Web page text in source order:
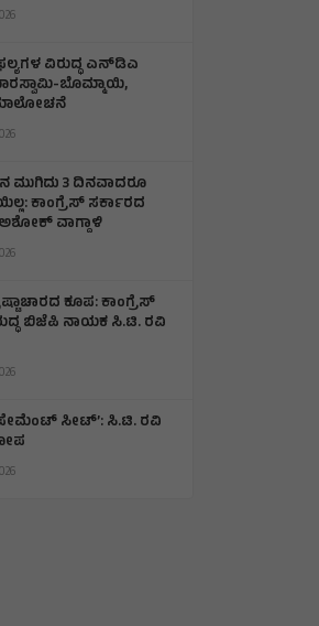
ವಿರುದ್ಧ ಎನ್‌ಡಿಎ
ಬೊಮ್ಮಾಯಿ,
ಮುಗಿದು 3 ದಿನವಾದರೂ
ಕಾಂಗ್ರೆಸ್ ಸರ್ಕಾರದ
ವಾಗ್ದಾಳಿ
ಕೂಪ: ಕಾಂಗ್ರೆಸ್
ಬಿಜೆಪಿ ನಾಯಕ ಸಿ.ಟಿ. ರವಿ
ಸೀಟ್’: ಸಿ.ಟಿ. ರವಿ